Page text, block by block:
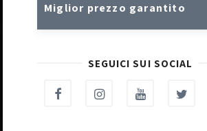
Miglior prezzo garantito
SEGUICI SUI SOCIAL